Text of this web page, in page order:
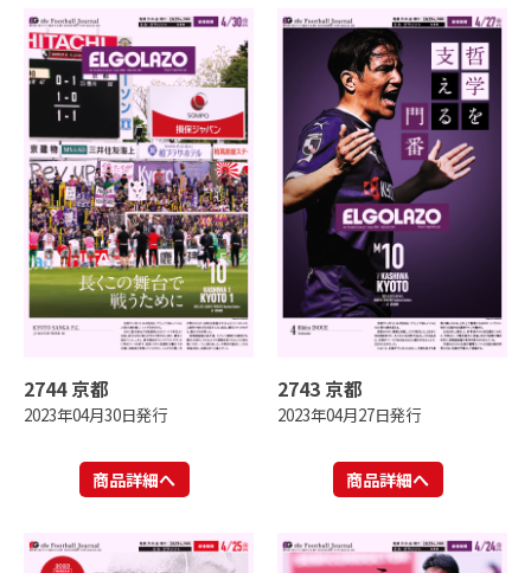
2744 京都
2023年04月30日発行
商品詳細へ
2743 京都
2023年04月27日発行
商品詳細へ